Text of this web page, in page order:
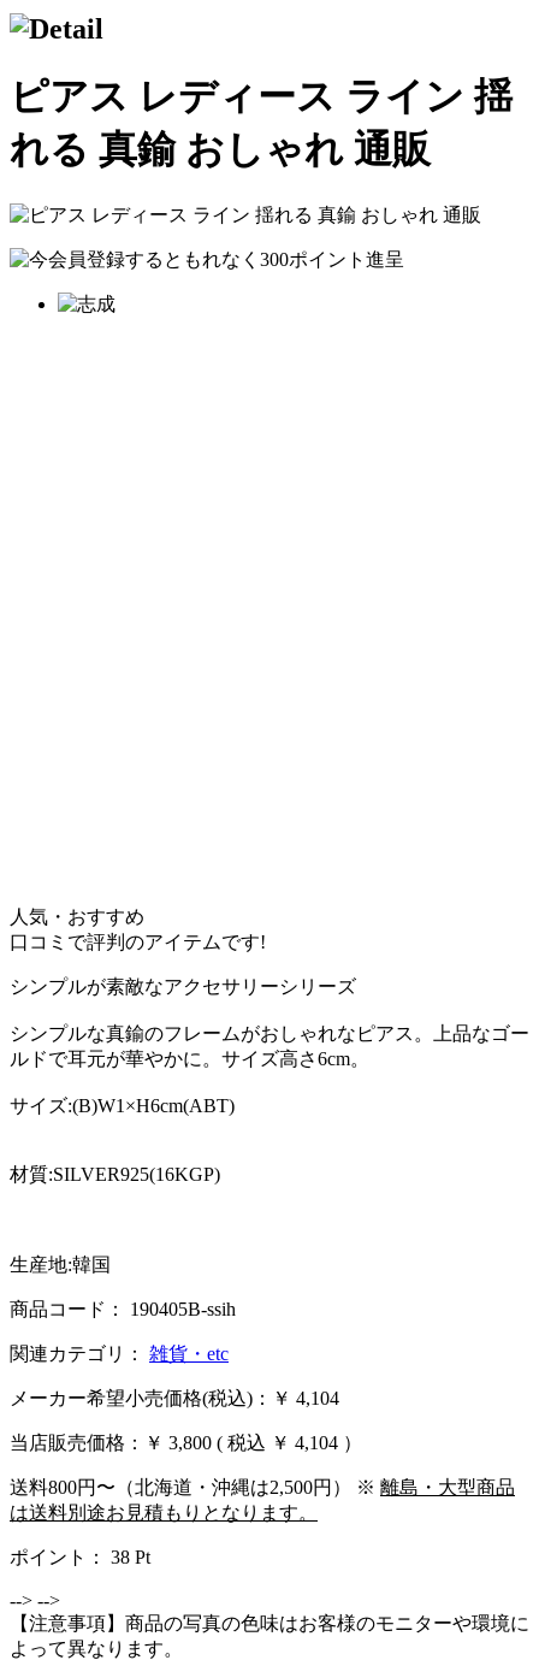
ピアス レディース ライン 揺
れる 真鍮 おしゃれ 通販
人気・おすすめ
口コミで評判のアイテムです!
シンプルが素敵なアクセサリーシリーズ
シンプルな真鍮のフレームがおしゃれなピアス。上品なゴー
ルドで耳元が華やかに。サイズ高さ6cm。
サイズ:(B)W1×H6cm(ABT)
材質:SILVER925(16KGP)
生産地:韓国
商品コード： 190405B-ssih
関連カテゴリ： 雑貨・etc
メーカー希望小売価格(税込)：￥ 4,104
当店販売価格： ￥ 3,800 ( 税込 ￥ 4,104 ）
送料800円〜（北海道・沖縄は2,500円） ※ 離島・大型商品
は送料別途お見積もりとなります。
ポイント： 38 Pt
--> -->
【注意事項】商品の写真の色味はお客様のモニターや環境に
よって異なります。